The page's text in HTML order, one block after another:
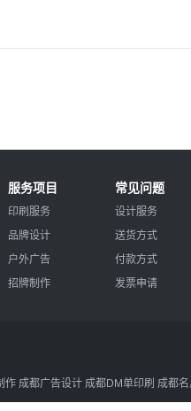
服务项目
印刷服务
品牌设计
户外广告
招牌制作
常见问题
设计服务
送货方式
付款方式
发票申请
作 成都广告设计 成都DM单印刷 成都